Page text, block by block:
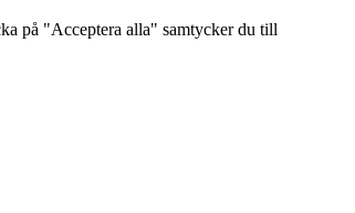
på "Acceptera alla" samtycker du till